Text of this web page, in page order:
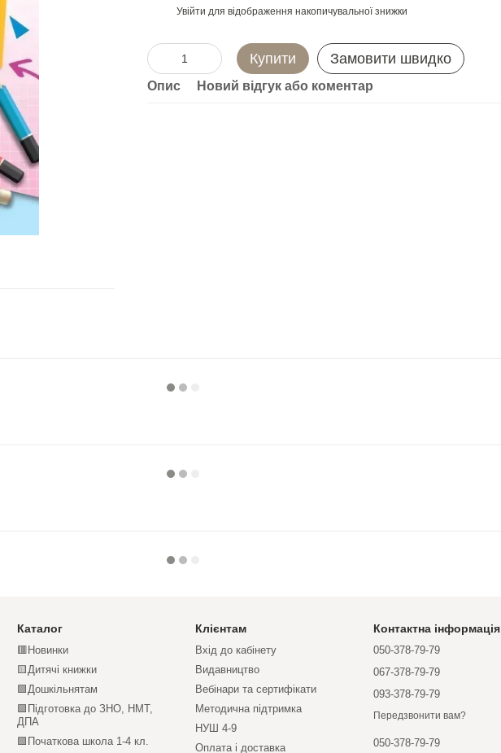
Увійти для відображення накопичувальної знижки
Купити Замовити швидко
Опис Новий відгук або коментар
Каталог
🟥Новинки
🟨Дитячі книжки
🟩Дошкільнятам
🟩Підготовка до ЗНО, НМТ,
ДПА
🟩Початкова школа 1-4 кл.
Клієнтам
Вхід до кабінету
Видавництво
Вебінари та сертифікати
Методична підтримка
НУШ 4-9
Оплата і доставка
Контактна інформація
050-378-79-79
067-378-79-79
093-378-79-79
Передзвонити вам?
050-378-79-79